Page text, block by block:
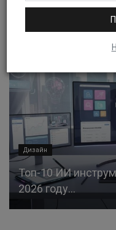
Дизайн
Топ-10 ИИ
2026 году...